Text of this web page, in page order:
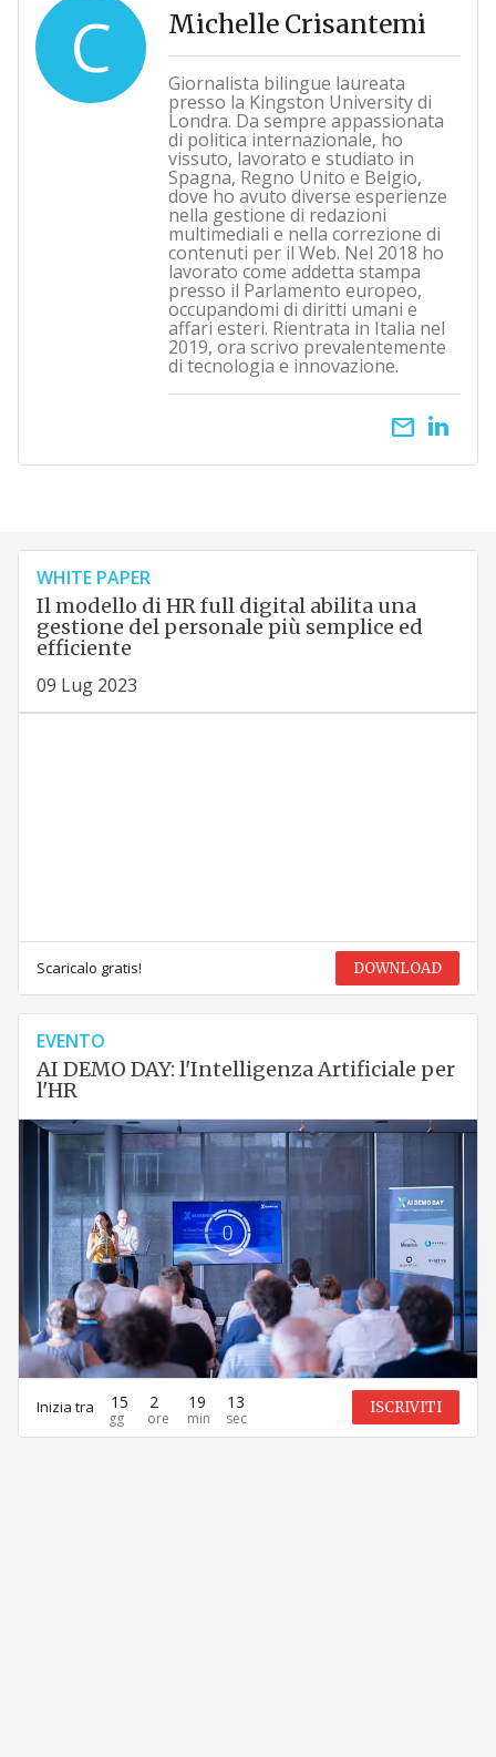
C Michelle Crisantemi
Giornalista bilingue laureata
presso la Kingston University di
Londra. Da sempre appassionata
di politica internazionale, ho
vissuto, lavorato e studiato in
Spagna, Regno Unito e Belgio,
dove ho avuto diverse esperienze
nella gestione di redazioni
multimediali e nella correzione di
contenuti per il Web. Nel 2018 ho
lavorato come addetta stampa
presso il Parlamento europeo,
occupandomi di diritti umani e
affari esteri. Rientrata in Italia nel
2019, ora scrivo prevalentemente
di tecnologia e innovazione.
email
WHITE PAPER
Il modello di HR full digital abilita una
gestione del personale più semplice ed
efficiente
09 Lug 2023
Scaricalo gratis! DOWNLOAD
EVENTO
AI DEMO DAY: l'Intelligenza Artificiale per
l'HR
Inizia tra 15 2 19 13 ISCRIVITI